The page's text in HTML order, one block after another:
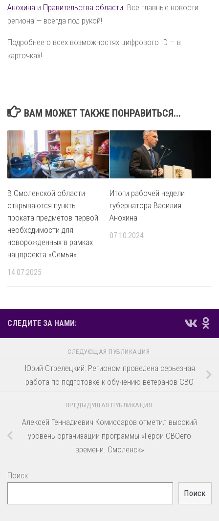
Анохина и Правительства области. Все главные новости
региона — всегда под рукой!
Подробнее о всех возможностях цифрового ID — в
карточках!
ВАМ МОЖЕТ ТАКЖЕ ПОНРАВИТЬСЯ...
В Смоленской области
открываются пункты
проката предметов первой
необходимости для
новорожденных в рамках
нацпроекта «Семья»
14.07.2025
Итоги рабочей недели
губернатора Василия
Анохина
07.10.2024
СЛЕДИТЕ ЗА НАМИ:
СЛЕДУЮЩАЯ ПУБЛИКАЦИЯ
Юрий Стрелецкий: Регионом проведена серьезная
работа по подготовке к обучению ветеранов СВО
ПРЕДЫДУЩАЯ ПУБЛИКАЦИЯ
Алексей Геннадиевич Комиссаров отметил высокий
уровень организации программы «Герои СВОего
времени. Смоленск»
Поиск
Поиск